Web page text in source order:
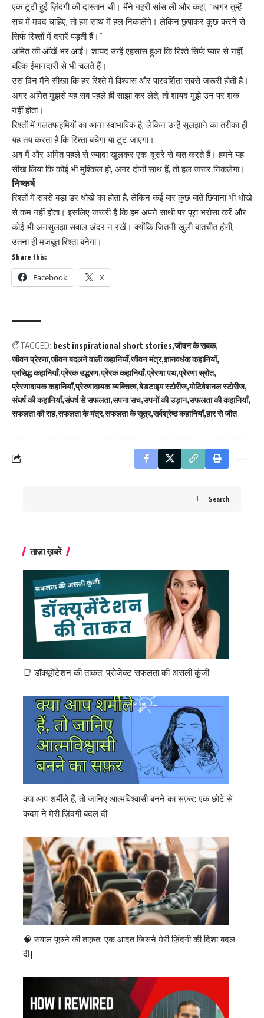
एक टूटी हुई ज़िंदगी की दास्तान थी। मैंने गहरी सांस ली और कहा, “अगर तुम्हें
सच में मदद चाहिए, तो हम साथ में हल निकालेंगे। लेकिन छुपाकर कुछ करने से
सिर्फ रिश्तों में दरारें पड़ती हैं।”
अमित की आँखें भर आईं। शायद उन्हें एहसास हुआ कि रिश्ते सिर्फ प्यार से नहीं,
बल्कि ईमानदारी से भी चलते हैं।
उस दिन मैंने सीखा कि हर रिश्ते में विश्वास और पारदर्शिता सबसे जरूरी होती है।
अगर अमित मुझसे यह सब पहले ही साझा कर लेते, तो शायद मुझे उन पर शक
नहीं होता।
रिश्तों में गलतफहमियों का आना स्वाभाविक है, लेकिन उन्हें सुलझाने का तरीका ही
यह तय करता है कि रिश्ता बचेगा या टूट जाएगा।
अब मैं और अमित पहले से ज्यादा खुलकर एक-दूसरे से बात करते हैं। हमने यह
सीख लिया कि कोई भी मुश्किल हो, अगर दोनों साथ हैं, तो हल जरूर निकलेगा।
निष्कर्ष
रिश्तों में सबसे बड़ा डर धोखे का होता है, लेकिन कई बार कुछ बातें छिपाना भी धोखे
से कम नहीं होता। इसलिए जरूरी है कि हम अपने साथी पर पूरा भरोसा करें और
कोई भी अनसुलझा सवाल अंदर न रखें। क्योंकि जितनी खुली बातचीत होगी,
उतना ही मजबूत रिश्ता बनेगा।
Share this:
Facebook X
TAGGED: best inspirational short stories जीवन के सबक
जीवन प्रेरणा जीवन बदलने वाली कहानियाँ जीवन मंत्र ज्ञानवर्धक कहानियाँ
प्रसिद्ध कहानियाँ प्रेरक उद्धरण प्रेरक कहानियाँ प्रेरणा पथ प्रेरणा स्रोत
प्रेरणादायक कहानियाँ प्रेरणादायक व्यक्तित्व बेडटाइम स्टोरीज मोटिवेशनल स्टोरीज
संघर्ष की कहानियाँ संघर्ष से सफलता सपना सच सपनों की उड़ान सफलता की कहानियाँ
सफलता की राह सफलता के मंत्र सफलता के सूत्र सर्वश्रेष्ठ कहानियाँ हार से जीत
Search
ताज़ा ख़बरें
📑 डॉक्यूमेंटेशन की ताकत: प्रोजेक्ट सफलता की असली कुंजी
क्या आप शर्मीले हैं, तो जानिए आत्मविश्वासी बनने का सफ़र: एक छोटे से
कदम ने मेरी ज़िंदगी बदल दी
🧠 सवाल पूछने की ताक़त: एक आदत जिसने मेरी ज़िंदगी की दिशा बदल
दी|